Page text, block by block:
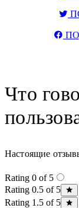
Что
Настоящие
Rating 0 of 5
Rating 0.5 of 5
Rating 1.5 of 5